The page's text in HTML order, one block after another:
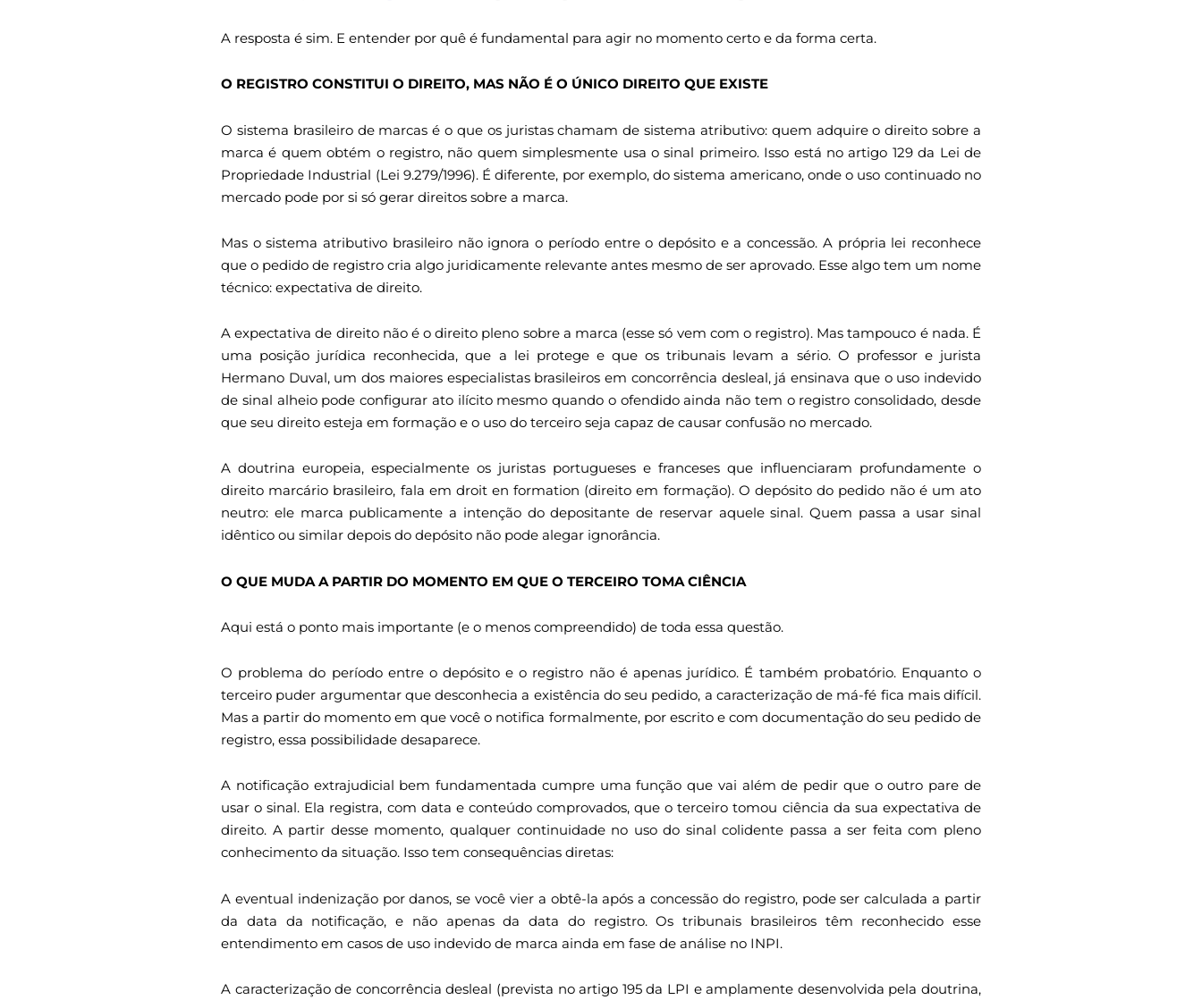
A resposta é sim. E entender por quê é fundamental para agir no momento certo e da forma certa.
O REGISTRO CONSTITUI O DIREITO, MAS NÃO É O ÚNICO DIREITO QUE EXISTE
O sistema brasileiro de marcas é o que os juristas chamam de sistema atributivo: quem adquire o direito sobre a
marca é quem obtém o registro, não quem simplesmente usa o sinal primeiro. Isso está no artigo 129 da Lei de
Propriedade Industrial (Lei 9.279/1996). É diferente, por exemplo, do sistema americano, onde o uso continuado no
mercado pode por si só gerar direitos sobre a marca.
Mas o sistema atributivo brasileiro não ignora o período entre o depósito e a concessão. A própria lei reconhece
que o pedido de registro cria algo juridicamente relevante antes mesmo de ser aprovado. Esse algo tem um nome
técnico: expectativa de direito.
A expectativa de direito não é o direito pleno sobre a marca (esse só vem com o registro). Mas tampouco é nada. É
uma posição jurídica reconhecida, que a lei protege e que os tribunais levam a sério. O professor e jurista
Hermano Duval, um dos maiores especialistas brasileiros em concorrência desleal, já ensinava que o uso indevido
de sinal alheio pode configurar ato ilícito mesmo quando o ofendido ainda não tem o registro consolidado, desde
que seu direito esteja em formação e o uso do terceiro seja capaz de causar confusão no mercado.
A doutrina europeia, especialmente os juristas portugueses e franceses que influenciaram profundamente o
direito marcário brasileiro, fala em droit en formation (direito em formação). O depósito do pedido não é um ato
neutro: ele marca publicamente a intenção do depositante de reservar aquele sinal. Quem passa a usar sinal
idêntico ou similar depois do depósito não pode alegar ignorância.
O QUE MUDA A PARTIR DO MOMENTO EM QUE O TERCEIRO TOMA CIÊNCIA
Aqui está o ponto mais importante (e o menos compreendido) de toda essa questão.
O problema do período entre o depósito e o registro não é apenas jurídico. É também probatório. Enquanto o
terceiro puder argumentar que desconhecia a existência do seu pedido, a caracterização de má-fé fica mais difícil.
Mas a partir do momento em que você o notifica formalmente, por escrito e com documentação do seu pedido de
registro, essa possibilidade desaparece.
A notificação extrajudicial bem fundamentada cumpre uma função que vai além de pedir que o outro pare de
usar o sinal. Ela registra, com data e conteúdo comprovados, que o terceiro tomou ciência da sua expectativa de
direito. A partir desse momento, qualquer continuidade no uso do sinal colidente passa a ser feita com pleno
conhecimento da situação. Isso tem consequências diretas:
A eventual indenização por danos, se você vier a obtê-la após a concessão do registro, pode ser calculada a partir
da data da notificação, e não apenas da data do registro. Os tribunais brasileiros têm reconhecido esse
entendimento em casos de uso indevido de marca ainda em fase de análise no INPI.
A caracterização de concorrência desleal (prevista no artigo 195 da LPI e amplamente desenvolvida pela doutrina,